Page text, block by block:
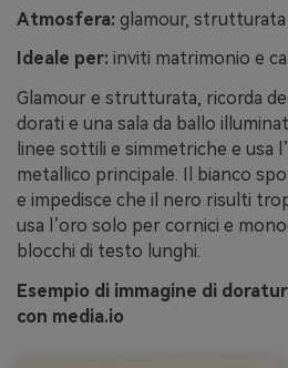
Atmosfera: glamour,
Ideale per: inviti matrimonio e
Glamour e strutturata, ricorda
dorati e una sala da ballo
linee sottili e simmetriche e usa
metallico principale. Il bianco
e impedisce che il nero risulti
usa l’oro solo per cornici e
blocchi di testo lunghi.
Esempio di immagine di
con media.io